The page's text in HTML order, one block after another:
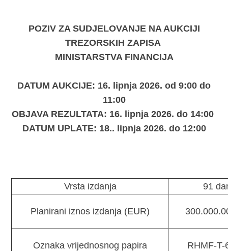
POZIV ZA SUDJELOVANJE NA AUKCIJI
TREZORSKIH ZAPISA
MINISTARSTVA FINANCIJA
DATUM AUKCIJE: 16. lipnja 2026. od 9:00 do
11:00
OBJAVA REZULTATA: 16. lipnja 2026. do 14:00
DATUM UPLATE: 18.. lipnja 2026. do 12:00
Vrsta izdanja 91
Planirani iznos izdanja (EUR)
Oznaka vrijednosnog papira RHMF-T-